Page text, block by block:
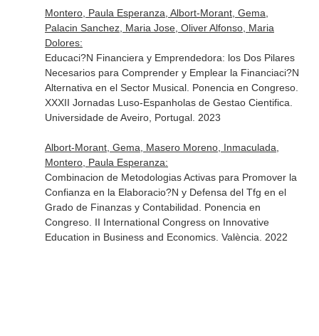
Montero, Paula Esperanza, Albort-Morant, Gema,
Palacin Sanchez, Maria Jose, Oliver Alfonso, Maria
Dolores:
Educaci?N Financiera y Emprendedora: los Dos Pilares
Necesarios para Comprender y Emplear la Financiaci?N
Alternativa en el Sector Musical. Ponencia en Congreso.
XXXII Jornadas Luso-Espanholas de Gestao Cientifica.
Universidade de Aveiro, Portugal. 2023
Albort-Morant, Gema, Masero Moreno, Inmaculada,
Montero, Paula Esperanza:
Combinacion de Metodologias Activas para Promover la
Confianza en la Elaboracio?N y Defensa del Tfg en el
Grado de Finanzas y Contabilidad. Ponencia en
Congreso. II International Congress on Innovative
Education in Business and Economics. València. 2022